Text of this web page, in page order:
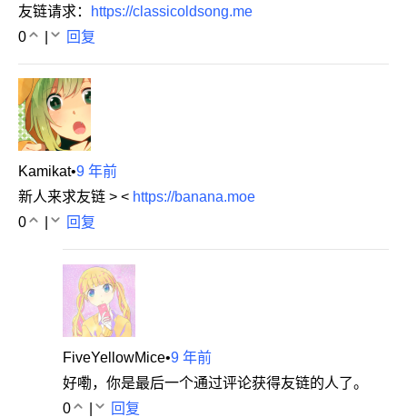
友链请求：
https://classicoldsong.me
0
回复
Kamikat•9 年前
新人来求友链 > < https://banana.moe
0
回复
FiveYellowMice•9 年前
好嘞，你是最后一个通过评论获得友链的人了。
0
回复